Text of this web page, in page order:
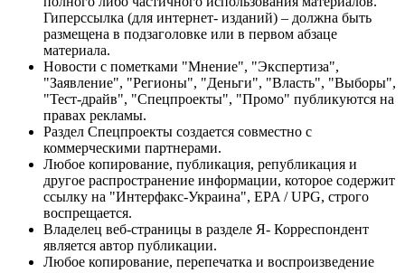
Гиперссылка (для интернет- изданий) – должна быть
размещена в подзаголовке или в первом абзаце
материала.
Новости с пометками "Мнение", "Экспертиза",
"Заявление", "Регионы", "Деньги", "Власть", "Выборы",
"Тест-драйв", "Спецпроекты", "Промо" публикуются на
правах рекламы.
Раздел Спецпроекты создается совместно с
коммерческими партнерами.
Любое копирование, публикация, републикация и
другое распространение информации, которое содержит
ссылку на "Интерфакс-Украина", EPA / UPG, строго
воспрещается.
Владелец веб-страницы в разделе Я- Корреспондент
является автор публикации.
Любое копирование, перепечатка и воспроизведение